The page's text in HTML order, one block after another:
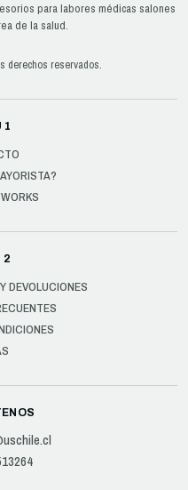
para labores médicas salones
de la salud.
derechos reservados.
1
2
DEVOLUCIONES